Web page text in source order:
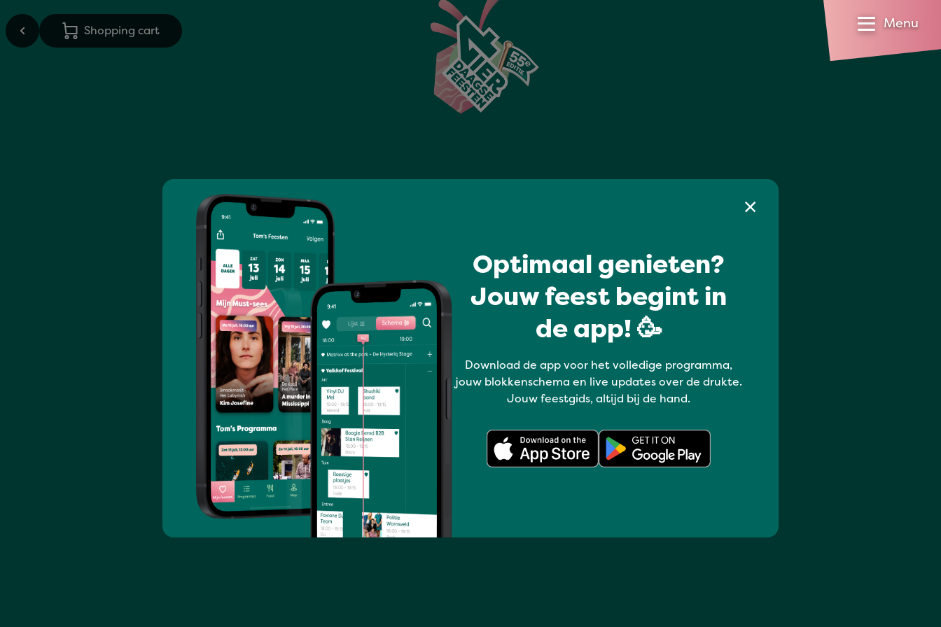
Shopping cart Menu
Stadseiland Stek -
WonderWaal
De mooiste plek om te blijven
hangen: voeten in het zand,
skyline als decor en non-stop
bands, dans, dance, latin, theater
& kids.
Optimaal genieten?
Jouw feest begint in
de app! 🥳
Download de app voor het volledige programma,
jouw blokkenschema en live updates over de drukte.
Jouw feestgids, altijd bij de hand.